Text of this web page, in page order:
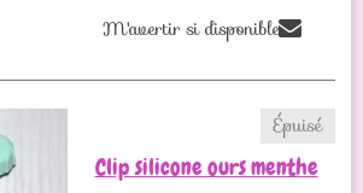
M'avertir si disponible
Épuisé
Clip silicone ours menthe